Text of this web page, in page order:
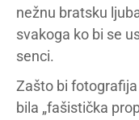
nežnu bratsku
svakoga ko bi se
senci.
Zašto bi
bila „fašistička